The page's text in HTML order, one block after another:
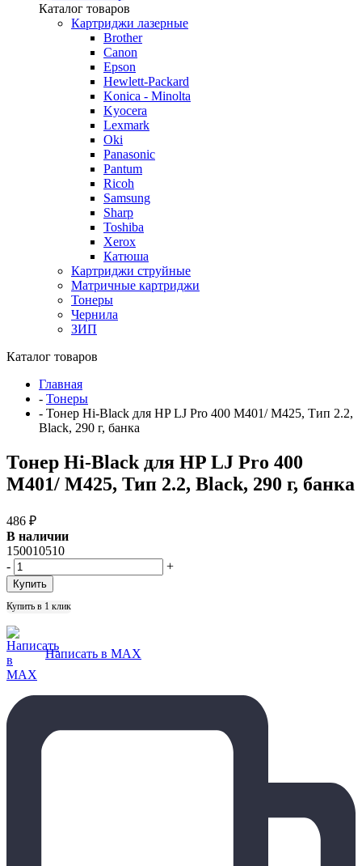
Каталог товаров
Картриджи лазерные
Brother
Canon
Epson
Hewlett-Packard
Konica - Minolta
Kyocera
Lexmark
Oki
Panasonic
Pantum
Ricoh
Samsung
Sharp
Toshiba
Xerox
Катюша
Картриджи струйные
Матричные картриджи
Тонеры
Чернила
ЗИП
Каталог товаров
Главная
- Тонеры
- Тонер Hi-Black для HP LJ Pro 400 M401/ M425, Тип 2.2,
Black, 290 г, банка
Тонер Hi-Black для HP LJ Pro 400
M401/ M425, Тип 2.2, Black, 290 г, банка
486 ₽
В наличии
150010510
-
+
Купить в 1 клик
Написать в MAX